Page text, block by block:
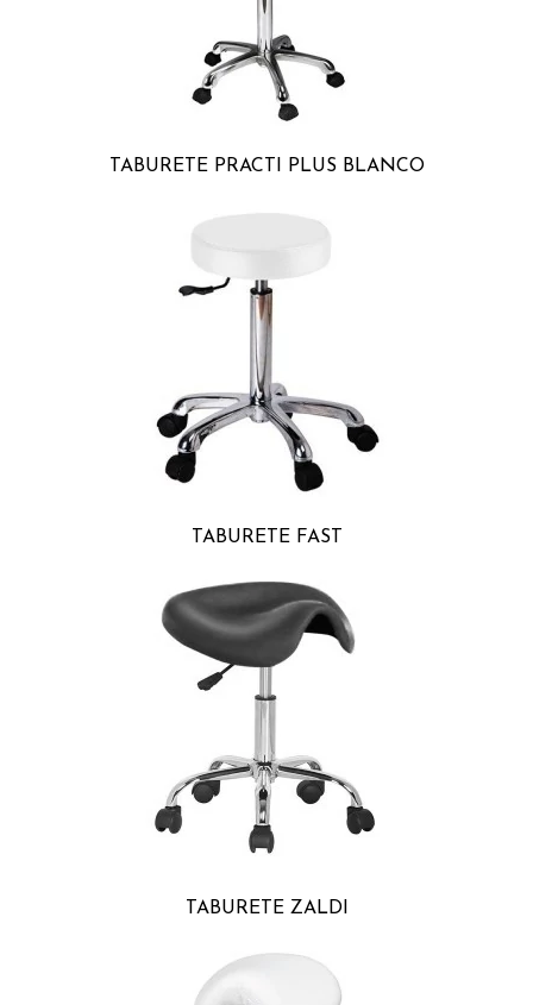
TABURETE PRACTI PLUS BLANCO
TABURETE FAST
TABURETE ZALDI